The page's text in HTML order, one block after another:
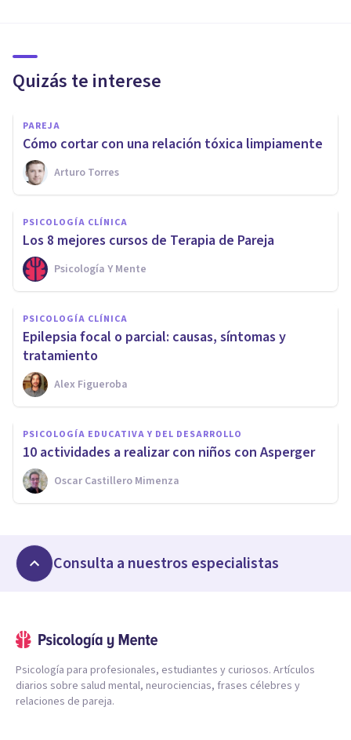
Quizás te interese
PAREJA
​Cómo cortar con una relación tóxica limpiamente
Arturo Torres
PSICOLOGÍA CLÍNICA
Los 8 mejores cursos de Terapia de Pareja
Psicología Y Mente
PSICOLOGÍA CLÍNICA
Epilepsia focal o parcial: causas, síntomas y
tratamiento
Alex Figueroba
PSICOLOGÍA EDUCATIVA Y DEL DESARROLLO
10 actividades a realizar con niños con Asperger
Oscar Castillero Mimenza
Consulta a nuestros especialistas
Psicología para profesionales, estudiantes y curiosos. Artículos
diarios sobre salud mental, neurociencias, frases célebres y
relaciones de pareja.